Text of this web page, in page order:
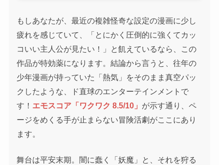
もしあなたが、最近の複雑怪奇な設定の漫画に少し
疲れを感じていて、「とにかく圧倒的に強くてカッ
コいい主人公が見たい！」と飢えているなら、この
作品が特効薬になります。結論から言うと、往年の
少年漫画が持っていた「熱気」をそのまま真空パッ
クしたような、ド直球のエンターテインメントで
す！ エモスコア「ワクワク 8.5/10」 が示す通り、ペ
ージをめくる手が止まらない冒険活劇がここにあり
ます。
舞台は平安末期。闇に蠢く「妖魔」と、それを狩る